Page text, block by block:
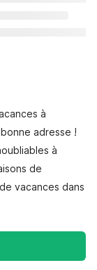
à
adresse !
à
de
vacances dans